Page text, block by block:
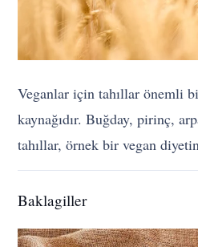
Veganlar için tahıllar önemli
kaynağıdır. Buğday, pirinç,
tahıllar, örnek bir vegan
Baklagiller